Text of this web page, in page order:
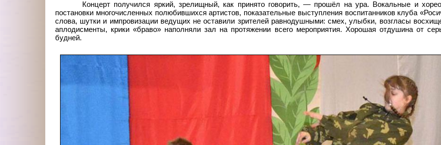
Концерт получился яркий, зрелищный, как принято говорить, — прошёл на ура. Вокальные и
постановки многочисленных полюбившихся артистов, показательные выступления воспитанников клуба
слова, шутки и импровизации ведущих не оставили зрителей равнодушными: смех, улыбки, возгласы
аплодисменты, крики «браво» наполняли зал на протяжении всего мероприятия. Хорошая отдушина от
будней.